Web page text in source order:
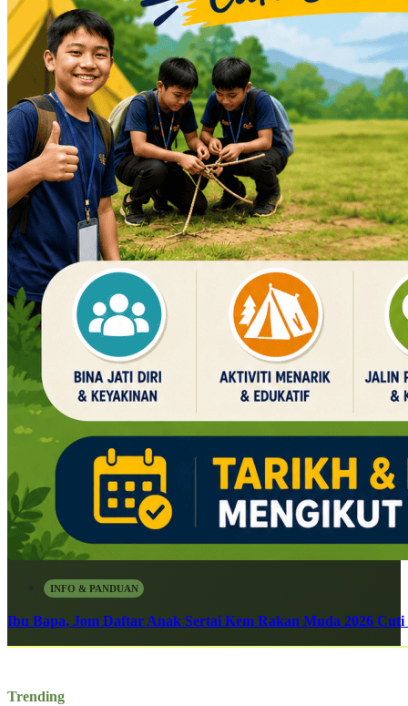
INFO & PANDUAN
Ibu Bapa, Jom Daftar Anak Sertai Kem Rakan Muda 2026
Trending